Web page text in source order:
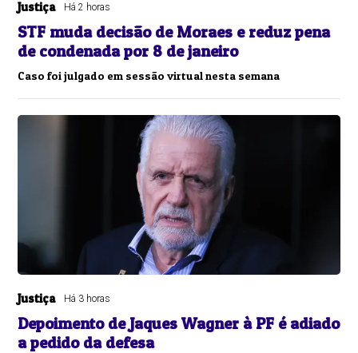
Justiça Há 2 horas
STF muda decisão de Moraes e reduz pena
de condenada por 8 de janeiro
Caso foi julgado em sessão virtual nesta semana
Justiça Há 3 horas
Depoimento de Jaques Wagner à PF é adiado
a pedido da defesa